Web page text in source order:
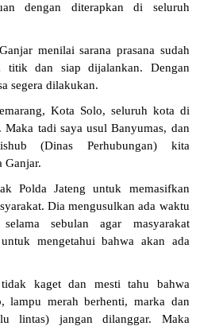
dengan diterapkan di seluruh
menilai sarana prasana sudah
titik dan siap dijalankan. Dengan
segera dilakukan.
Kota Solo, seluruh kota di
Maka tadi saya usul Banyumas, dan
(Dinas Perhubungan) kita
Ganjar.
Polda Jateng untuk memasifkan
Dia mengusulkan ada waktu
sebulan agar masyarakat
mengetahui bahwa akan ada
kaget dan mesti tahu bahwa
lampu merah berhenti, marka dan
lintas) jangan dilanggar. Maka